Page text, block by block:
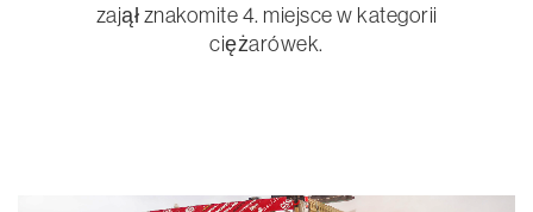
zajął znakomite 4. miejsce w kategorii
ciężarówek.